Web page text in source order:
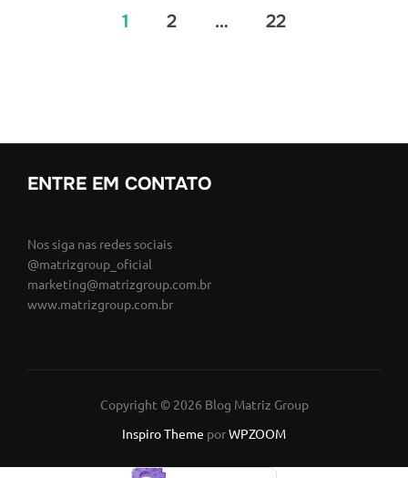
Paginação
1 2 … 22
ENTRE EM CONTATO
Nos siga nas redes sociais
@matrizgroup_oficial
marketing@matrizgroup.com.br
www.matrizgroup.com.br
Copyright © 2026 Blog Matriz Group
Inspiro Theme porWPZOOM